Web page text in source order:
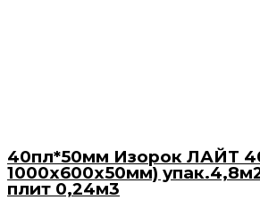
40пл*50мм Изорок ЛАЙТ
1000х600х50мм)
плит 0,24м3